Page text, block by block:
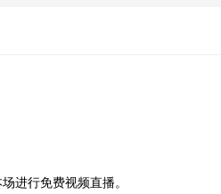
进行免费视频直播。